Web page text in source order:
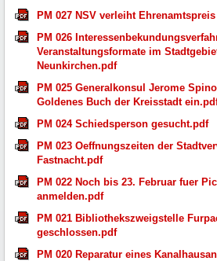
PM 027 NSV verleiht
PM 026
Veranstaltungsformate im
Neunkirchen.pdf
PM 025 Generalkonsul Jerome
Goldenes Buch der Kreisstadt
PM 024 Schiedsperson gesucht.pdf
PM 023 Oeffnungszeiten der
Fastnacht.pdf
PM 022 Noch bis 23. Februar fuer
anmelden.pdf
PM 021 Bibliothekszweigstelle
geschlossen.pdf
PM 020 Reparatur eines